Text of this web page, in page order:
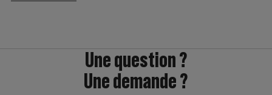
Une question ?
Une demande ?